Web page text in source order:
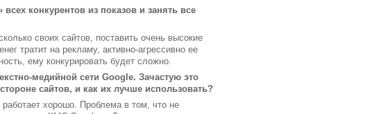
конкурентов из показов и занять все
своих сайтов, поставить очень высокие
тратит на рекламу, активно-агрессивно ее
ему конкурировать будет сложно.
медийной сети Google. Зачастую это
сайтов, и как их лучше использовать?
хорошо. Проблема в том, что не